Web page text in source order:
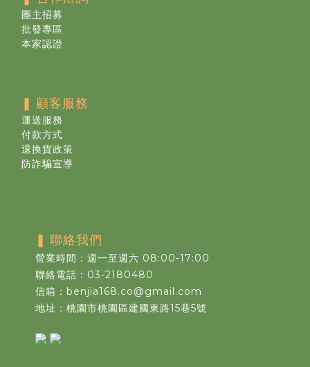
團主招募
批發專區
本家認證
❚ 顧客服務
運送服務
付款方式
退換貨政策
防詐騙宣導
❚ 聯絡我們
營業時間：週一至週六 08:00-17:00
聯絡電話：03-2180480
信箱：benjia168.co@gmail.com
地址：桃園市桃園區建國東路15巷5號